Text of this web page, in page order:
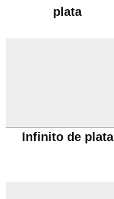
plata
Infinito de plata